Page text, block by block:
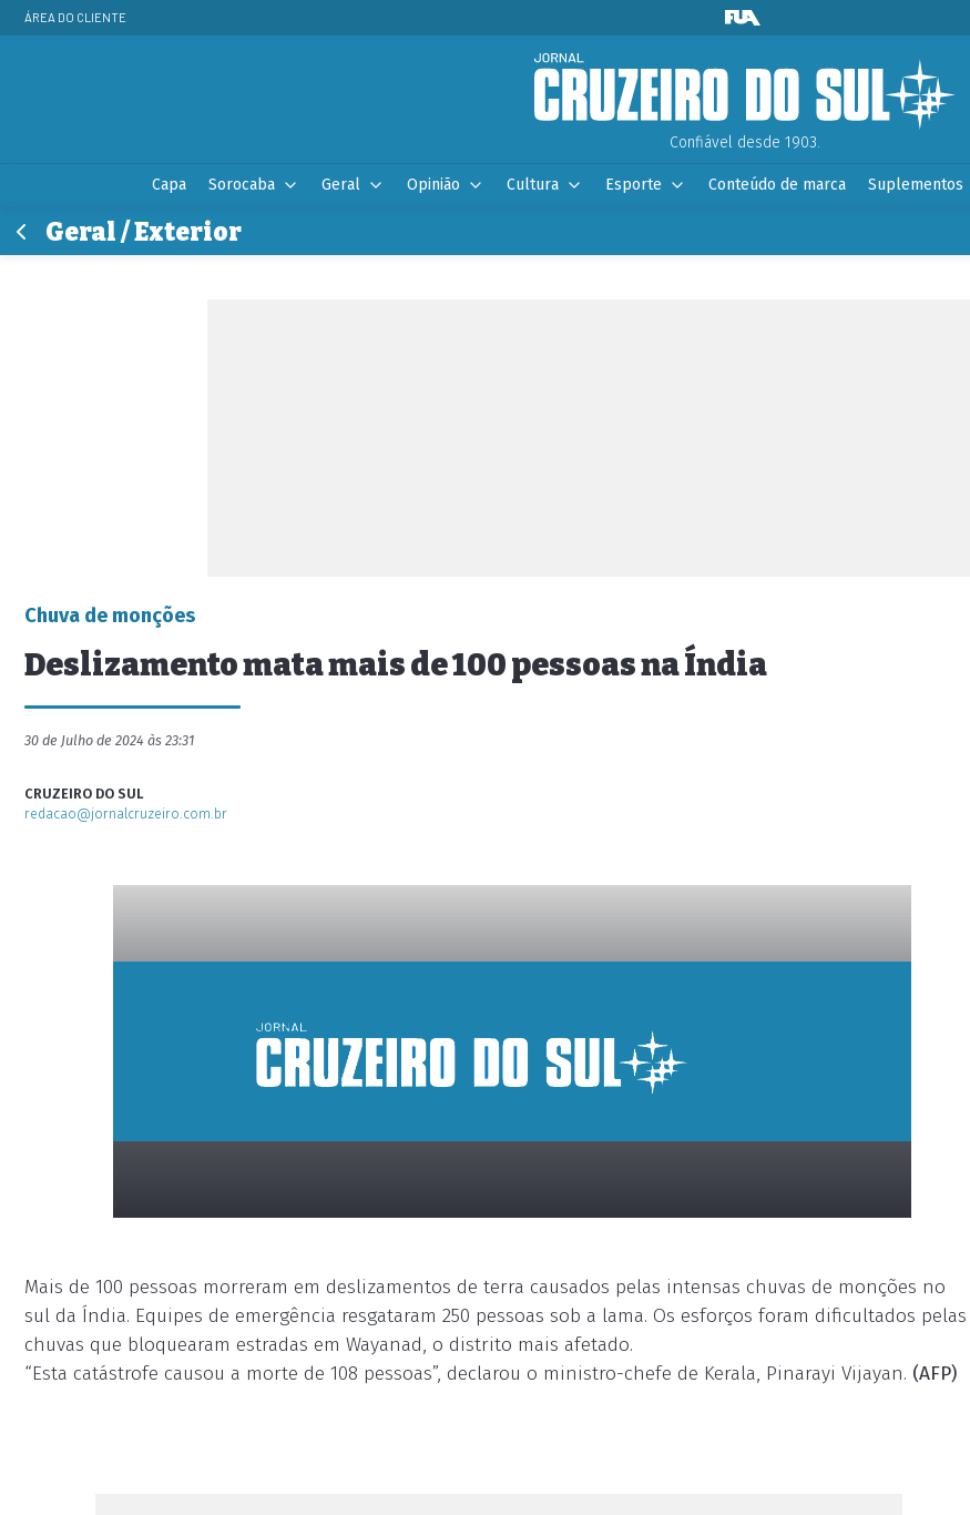
ÁREA DO CLIENTE
Confiável desde 1903.
Capa Sorocaba Geral Opinião Cultura Esporte Conteúdo de marca Suplementos
Geral / Exterior
Chuva de monções
Deslizamento mata mais de 100 pessoas na Índia
30 de Julho de 2024 às 23:31
CRUZEIRO DO SUL
redacao@jornalcruzeiro.com.br
Mais de 100 pessoas morreram em deslizamentos de terra causados pelas intensas chuvas de monções no
sul da Índia. Equipes de emergência resgataram 250 pessoas sob a lama. Os esforços foram dificultados pelas
chuvas que bloquearam estradas em Wayanad, o distrito mais afetado.
“Esta catástrofe causou a morte de 108 pessoas”, declarou o ministro-chefe de Kerala, Pinarayi Vijayan. (AFP)